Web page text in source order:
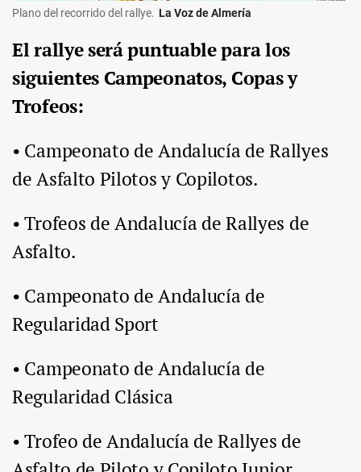
Plano del recorrido del rallye. La Voz de Almería
El rallye será puntuable para los
siguientes Campeonatos, Copas y
Trofeos:
• Campeonato de Andalucía de Rallyes
de Asfalto Pilotos y Copilotos.
• Trofeos de Andalucía de Rallyes de
Asfalto.
• Campeonato de Andalucía de
Regularidad Sport
• Campeonato de Andalucía de
Regularidad Clásica
• Trofeo de Andalucía de Rallyes de